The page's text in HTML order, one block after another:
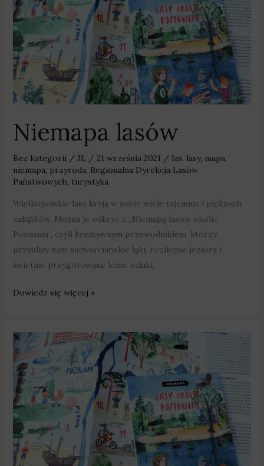
Niemapa lasów
Bez kategorii/ JL / 21 września 2021 / las, lasy, mapa,
niemapa, przyroda, Regionalna Dyrekcja Lasów
Państwowych, turystyka
Wielkopolskie lasy kryją w sobie wiele tajemnic i pięknych
zakątków. Można je odkryć z „Niemapą lasów okolic
Poznania”, czyli kreatywnym przewodnikiem, którzy
przybliży nam nadwarciańskie łąki, rozliczne jeziora i
świetnie przygotowane leśne szlaki.
Dowiedz się więcej »
Niemapa
lasów